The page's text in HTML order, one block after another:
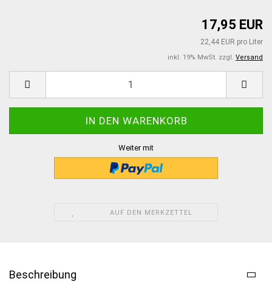
17,95 EUR
22,44 EUR pro Liter
inkl. 19% MwSt. zzgl. Versand
Weiter mit
AUF DEN MERKZETTEL
Beschreibung